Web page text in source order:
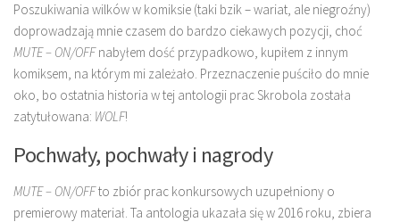
Poszukiwania wilków w komiksie (taki bzik – wariat, ale niegroźny)
doprowadzają mnie czasem do bardzo ciekawych pozycji, choć
MUTE – ON/OFFnabyłem dość przypadkowo, kupiłem z innym
komiksem, na którym mi zależało. Przeznaczenie puściło do mnie
oko, bo ostatnia historia w tej antologii prac Skrobola została
zatytułowana: WOLF!
Pochwały, pochwały i nagrody
MUTE – ON/OFFto zbiór prac konkursowych uzupełniony o
premierowy materiał. Ta antologia ukazała się w 2016 roku, zbiera